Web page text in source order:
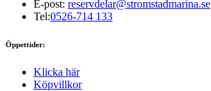
E-post: reservdelar@stromstadmarina.se
Tel:0526-714 133
Öppettider:
Klicka här
Köpvillkor